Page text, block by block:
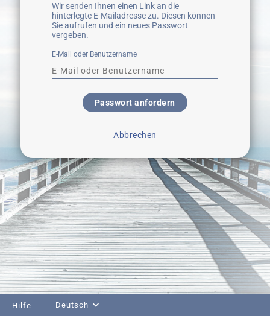
Wir senden Ihnen einen Link an die
hinterlegte E-Mailadresse zu. Diesen können
Sie aufrufen und ein neues Passwort
vergeben.
E-Mail oder Benutzername
Passwort anfordern
Abbrechen
Hilfe Deutsch